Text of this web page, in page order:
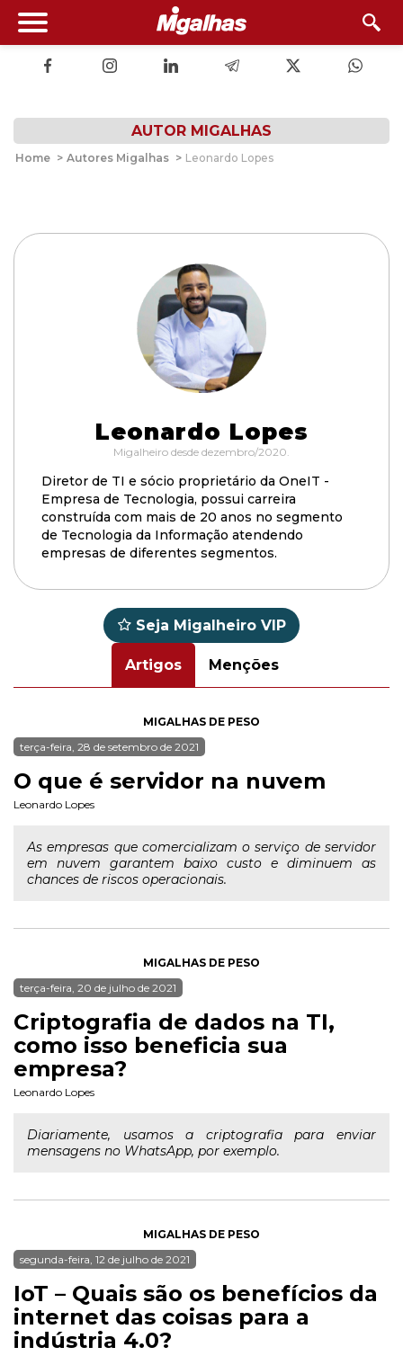
AUTOR MIGALHAS
Home > Autores Migalhas > Leonardo Lopes
Leonardo Lopes
Migalheiro desde dezembro/2020.
Diretor de TI e sócio proprietário da OneIT -
Empresa de Tecnologia, possui carreira
construída com mais de 20 anos no segmento
de Tecnologia da Informação atendendo
empresas de diferentes segmentos.
Seja Migalheiro VIP
Artigos Menções
MIGALHAS DE PESO
terça-feira, 28 de setembro de 2021
O que é servidor na nuvem
Leonardo Lopes
As empresas que comercializam o serviço de servidor
em nuvem garantem baixo custo e diminuem as
chances de riscos operacionais.
MIGALHAS DE PESO
terça-feira, 20 de julho de 2021
Criptografia de dados na TI,
como isso beneficia sua
empresa?
Leonardo Lopes
Diariamente, usamos a criptografia para enviar
mensagens no WhatsApp, por exemplo.
MIGALHAS DE PESO
segunda-feira, 12 de julho de 2021
IoT – Quais são os benefícios da
internet das coisas para a
indústria 4.0?